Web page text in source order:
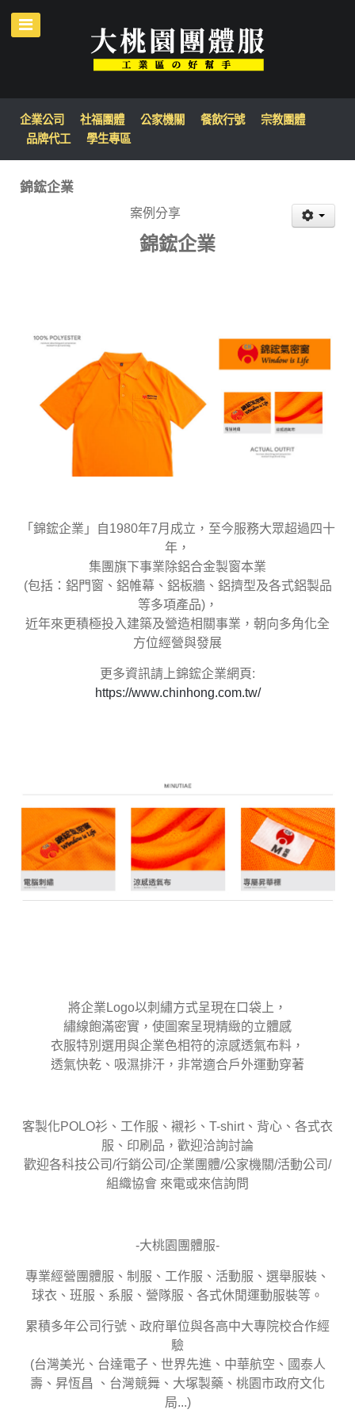
企業公司 社福團體 公家機關 餐飲行號
宗教團體
品牌代工
學生專區
錦鋐企業
案例分享
錦鋐企業
「錦鋐企業」自1980年7月成立，至今服務大眾超過四十
年，
集團旗下事業除鋁合金製窗本業
(包括：鋁門窗、鋁帷幕、鋁板牆、鋁擠型及各式鋁製品
等多項產品)，
近年來更積極投入建築及營造相關事業，朝向多角化全
方位經營與發展
更多資訊請上錦鋐企業網頁:
https://www.chinhong.com.tw/
將企業Logo以刺繡方式呈現在口袋上，
繡線飽滿密實，使圖案呈現精緻的立體感
衣服特別選用與企業色相符的涼感透氣布料，
透氣快乾、吸濕排汗，非常適合戶外運動穿著
客製化POLO衫、工作服、襯衫、T-shirt、背心、各式衣
服、印刷品，歡迎洽詢討論
歡迎各科技公司/行銷公司/企業團體/公家機關/活動公司/
組織協會 來電或來信詢問
-大桃園團體服-
專業經營團體服、制服、工作服、活動服、選舉服裝、
球衣、班服、系服、營隊服、各式休閒運動服裝等。
累積多年公司行號、政府單位與各高中大專院校合作經
驗
(台灣美光、台達電子、世界先進、中華航空、國泰人
壽、昇恆昌 、台灣競舞、大塚製藥、桃園市政府文化
局...)